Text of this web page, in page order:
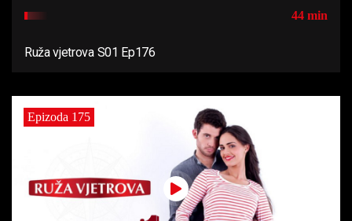
44 min
Ruža vjetrova S01 Ep176
Epizoda 175